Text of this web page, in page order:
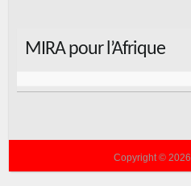
MIRA pour l’Afrique
Copyright © 2026